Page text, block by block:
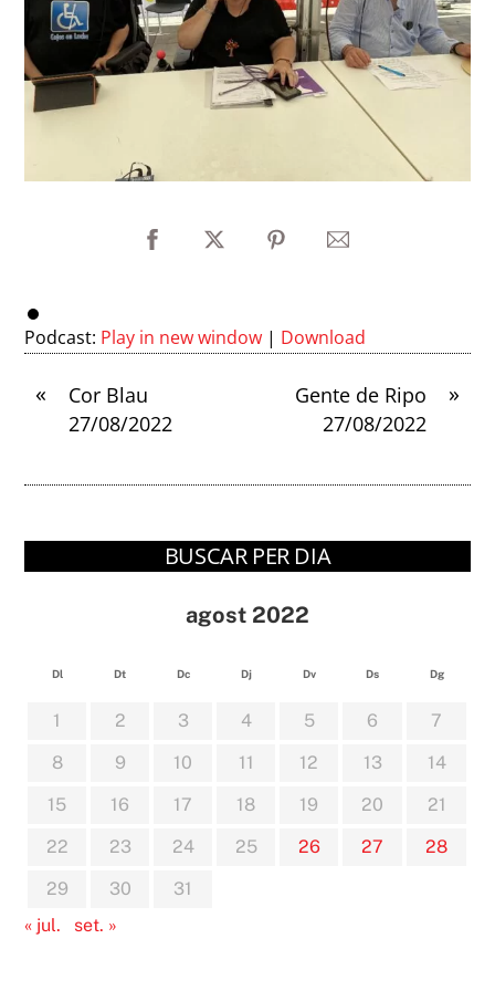
Podcast: Play in new window | Download
«
Cor Blau
27/08/2022
»
Gente de Ripo
27/08/2022
BUSCAR PER DIA
agost 2022
Dl Dt Dc Dj Dv Ds Dg
1 2 3 4 5 6
7
8
9 10 11 12 13
14
15
16 17 18 19 20
21
22
23 24 25 26 27
28
29
30
31
« jul.
set. »